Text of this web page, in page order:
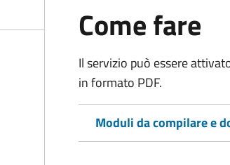
Come fare
Il servizio può essere
in formato PDF.
Moduli da compilare e